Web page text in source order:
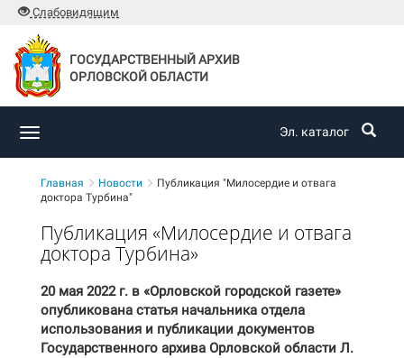
Слабовидящим
ГОСУДАРСТВЕННЫЙ АРХИВ
ОРЛОВСКОЙ ОБЛАСТИ
Toggle
Эл. каталог
Главная Новости
Публикация "Милосердие и отвага
доктора Турбина"
Публикация «Милосердие и отвага
доктора Турбина»
20 мая 2022 г. в «Орловской городской газете»
опубликована статья начальника отдела
использования и публикации документов
Государственного архива Орловской области Л.